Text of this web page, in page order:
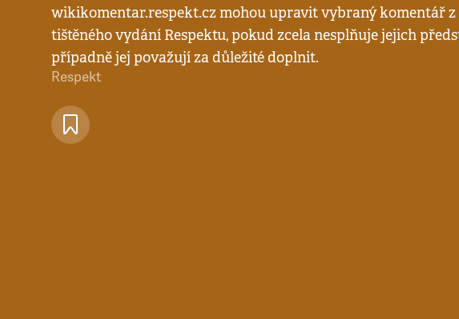
wikikomentar.respekt.cz mohou upravit vybraný komentář z
tištěného vydání Respektu, pokud zcela nesplňuje jejich
případně jej považují za důležité doplnit.
Respekt